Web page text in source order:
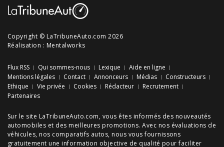
Copyright © LaTribuneAuto.com 2026
Réalisation : Mentalworks
Flux RSS Qui sommes-nous Lexique
Aide en ligne
Mentions légales
Contact Annonceurs Médias
Constructeurs
Ethique
Vie privée Cookies Rédacteur
Recrutement
Partenaires
Sur le site LaTribuneAuto.com, vous êtes informés des nouveautés
automobiles et des meilleures promotions. Avec nos évaluations de
véhicules, nos comparatifs autos, nous vous fournissons
gratuitement une information objective de qualité pour faciliter